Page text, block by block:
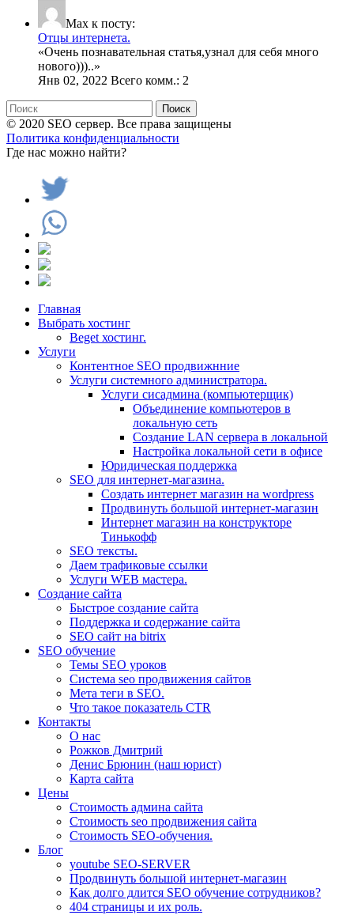
Max к посту:
Отцы интернета.
«Очень познавательная статья,узнал для себя много
нового)))..»
Янв 02, 2022 Всего комм.: 2
Поиск
© 2020 SEO сервер. Все права защищены
Политика конфиденциальности
Где нас можно найти?
Главная
Выбрать хостинг
Beget хостинг.
Услуги
Контентное SEO продвижнние
Услуги системного администратора.
Услуги сисадмина (компьютерщик)
Объединение компьютеров в
локальную сеть
Создание LAN сервера в локальной
Настройка локальной сети в офисе
Юридическая поддержка
SEO для интернет-магазина.
Создать интернет магазин на wordpress
Продвинуть большой интернет-магазин
Интернет магазин на конструкторе
Тинькофф
SEO тексты.
Даем трафиковые ссылки
Услуги WEB мастера.
Создание сайта
Быстрое создание сайта
Поддержка и содержание сайта
SEO сайт на bitrix
SEO обучение
Темы SEO уроков
Система seo продвижения сайтов
Мета теги в SEO.
Что такое показатель CTR
Контакты
О нас
Рожков Дмитрий
Денис Брюнин (наш юрист)
Карта сайта
Цены
Стоимость админа сайта
Стоимость seo продвижения сайта
Стоимость SEO-обучения.
Блог
youtube SEO-SERVER
Продвинуть большой интернет-магазин
Как долго длится SEO обучение сотрудников?
404 страницы и их роль.